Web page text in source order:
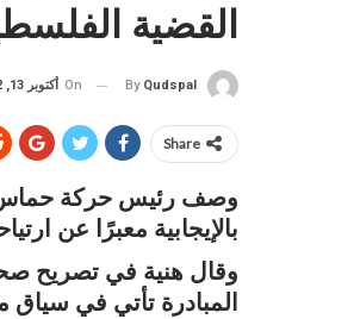
القضية
By Qudspal
On أكتوبر 13, 2022
Share
وصف رئيس حركة حماس
بالإيجابية معبرًا عن
وقال هنية في تصريح
المبادرة تأتي في سياق